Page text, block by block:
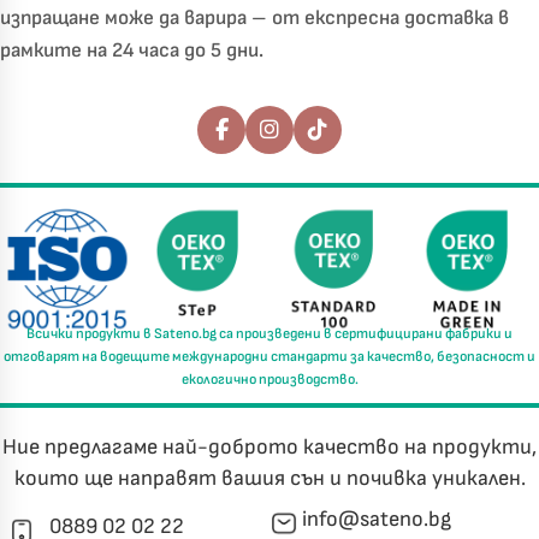
изпращане може да варира – от експресна доставка в
рамките на 24 часа до 5 дни.
Последвайте ни
Всички продукти в Sateno.bgса произведени всертифицирани фабрики и
отговарят на водещите международни стандарти закачество, безопасност и
екологично производство.
Ние предлагаме най-доброто качество на продукти,
които ще направят вашия сън и почивка уникален.
0889 02 02 22
info@sateno.bg